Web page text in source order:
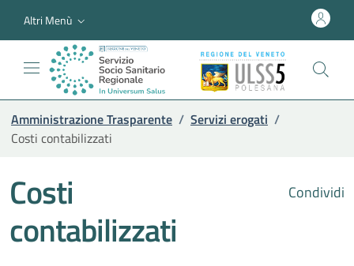
Altri Menù
Amministrazione Trasparente / Servizi erogati /
Costi contabilizzati
Condividi
Costi
contabilizzati